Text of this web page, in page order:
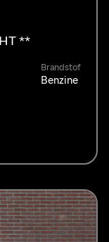
**
Brandstof
Benzine